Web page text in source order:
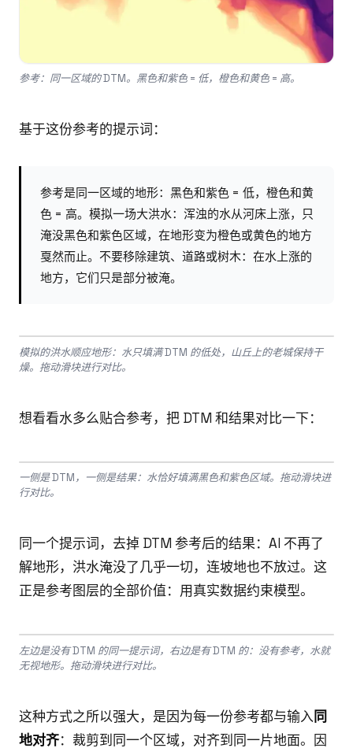
参考：同一区域的 DTM。黑色和紫色 = 低，橙色和黄色 = 高。
基于这份参考的提示词：
参考是同一区域的地形：黑色和紫色 = 低，橙色和黄
色 = 高。模拟一场大洪水：浑浊的水从河床上涨，只
淹没黑色和紫色区域，在地形变为橙色或黄色的地方
戛然而止。不要移除建筑、道路或树木：在水上涨的
地方，它们只是部分被淹。
BEFORE AFTER
模拟的洪水顺应地形：水只填满 DTM 的低处，山丘上的老城保持干
燥。拖动滑块进行对比。
想看看水多么贴合参考，把 DTM 和结果对比一下：
BEFORE AFTER
一侧是 DTM，一侧是结果：水恰好填满黑色和紫色区域。拖动滑块进
行对比。
同一个提示词，去掉 DTM 参考后的结果：AI 不再了
解地形，洪水淹没了几乎一切，连坡地也不放过。这
正是参考图层的全部价值：用真实数据约束模型。
BEFORE AFTER
左边是没有 DTM 的同一提示词，右边是有 DTM 的：没有参考，水就
无视地形。拖动滑块进行对比。
这种方式之所以强大，是因为每一份参考都与输入同
地对齐：裁剪到同一个区域，对齐到同一片地面。因